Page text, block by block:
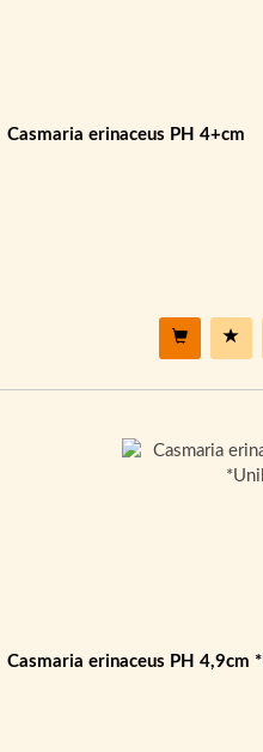
Casmaria erinaceus PH 4+cm
Casmaria erinaceus PH 4,9cm